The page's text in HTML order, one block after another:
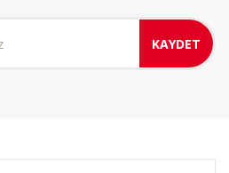
KAYDET